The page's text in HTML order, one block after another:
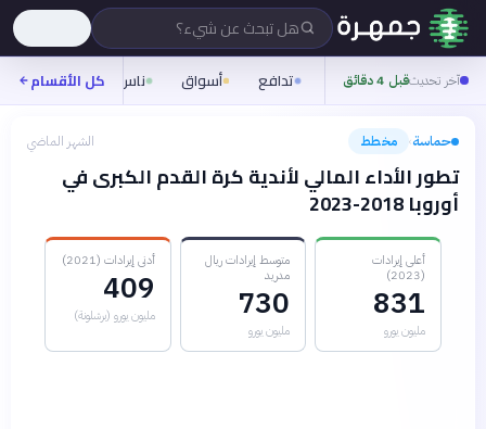
هل تبحث عن شيء؟
آخر تحديثقبل 4 دقائق تدافع أسواق ناس روح
كل الأقسام
حماسة› مخطط الشهر الماضي
تطور الأداء المالي لأندية كرة القدم الكبرى في
أوروبا 2018-2023
أعلى إيرادات
(2023)
831
مليون يورو
متوسط إيرادات ريال
مدريد
730
مليون يورو
أدنى إيرادات (2021)
409
مليون يورو (برشلونة)